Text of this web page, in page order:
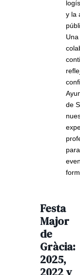
y la
Una
de
Festa
Major
de
Gràcia:
2025,